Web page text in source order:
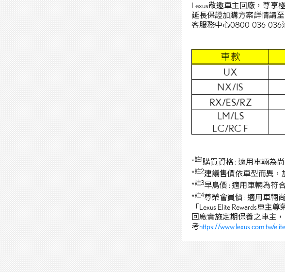
Lexus敬邀車主回廠，尊享
延長保證加購方案詳情請至
客服務中心0800-036-036
*註1購買資格 : 適用車輛為
*註2建議售價依車型而異，
*註3早鳥價 : 適用車輛為符
*註4尊榮會員價 : 適用車輛
「Lexus Elite Rewards車
回廠實施定期保養之車主
考https://www.lexus.com.tw/